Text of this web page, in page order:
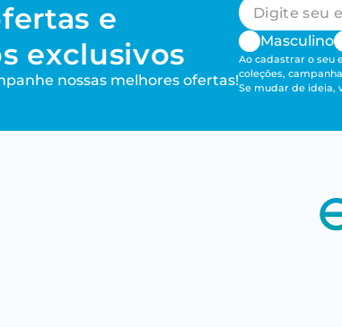
e
exclusivos
nossas melhores ofertas!
Masculino
Ao cadastrar o seu
coleções,
Se mudar de ideia,